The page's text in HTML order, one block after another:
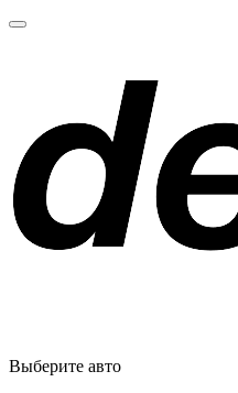
Выберите авто